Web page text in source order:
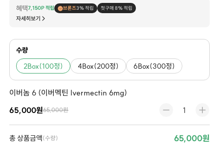
혜택7,150P 적립 브론즈3% 적립 첫구매 8% 적립
자세히보기
수량
2Box(100정) 4Box(200정) 6Box(300정)
이버놈 6 (이버멕틴 Ivermectin 6mg)
65,000원65,000원
총 상품금액(수량) 65,000원